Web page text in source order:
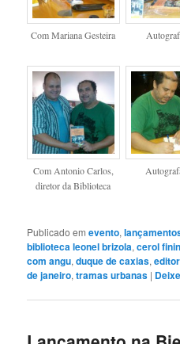
Com Mariana Gesteira
Com Antonio Carlos,
diretor da Biblioteca
Publicado em evento,
biblioteca leonel brizola,cerol
com angu,duque de caxias,
de janeiro,tramas urbanas |